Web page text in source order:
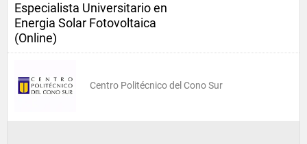
Especialista Universitario en
Energia Solar Fotovoltaica
(Online)
Centro Politécnico del Cono Sur